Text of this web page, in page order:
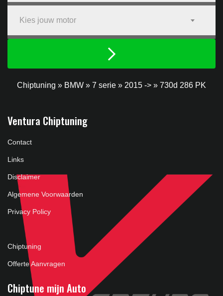
Kies jouw motor
Chiptuning » BMW » 7 serie » 2015 -> » 730d 286 PK
Ventura Chiptuning
Contact
Links
Disclaimer
Algemene Voorwaarden
Privacy Policy
Chiptuning
Offerte Aanvragen
Chiptune mijn Auto